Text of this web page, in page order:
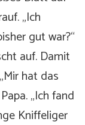
„Ich
gut war?“
auf. Damit
hat das
„Ich fand
Kniffeliger